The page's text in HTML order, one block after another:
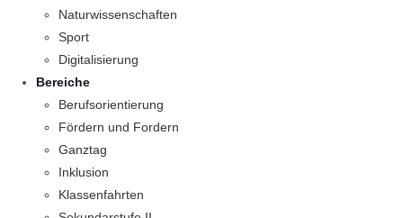
Naturwissenschaften
Sport
Digitalisierung
Bereiche
Berufsorientierung
Fördern und Fordern
Ganztag
Inklusion
Klassenfahrten